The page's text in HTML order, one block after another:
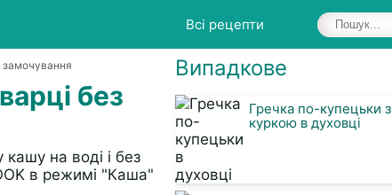
Всі рецепти
замочування
без
на воді і без
в режимі "Каша"
Випадкове
Гречка по-купецьки з
куркою в духовці